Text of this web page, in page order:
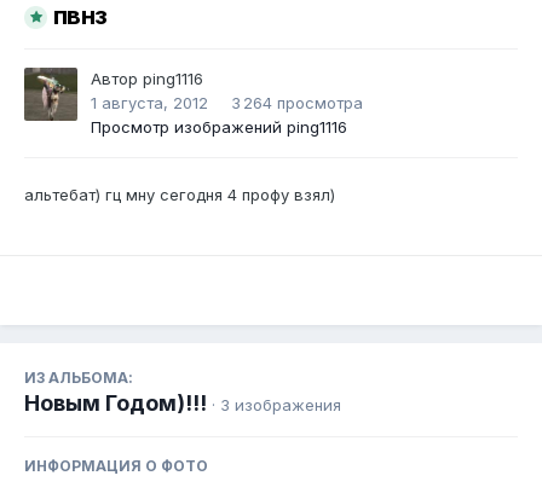
пвнз
Автор ping1116
1 августа, 2012
3 264 просмотра
Просмотр изображений ping1116
альтебат) гц мну сегодня 4 профу взял)
ИЗ АЛЬБОМА:
Новым Годом)!!! · 3 изображения
ИНФОРМАЦИЯ О ФОТО